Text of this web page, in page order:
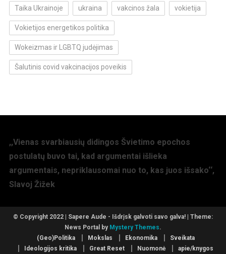
Taika Ukrainoje ukraina vakcinos žala vokietija
Vokietijos energetikos politika
Wokeizmas ir LGBTQ judėjimas
Šalutinis covid vakcinacijos poveikis
,,Vienas svarbiausių didingos Švietimo epochos
postulatų buvo tai, kad argumentai išlieka
argumentais, nepriklausomai nuo to, kas juos išsako‘‘,
Slavoj Žižek
© Copyright 2022 | Sapere Aude - Išdrįsk galvoti savo galva! | Theme:
News Portal by Mystery Themes.
(Geo)Politika
Mokslas Ekonomika
Sveikata
Ideologijos kritika
Great Reset Nuomonė apie/knygos